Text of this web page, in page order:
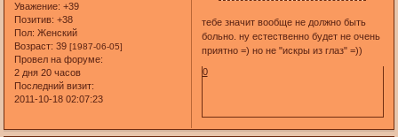
Уважение: +39
Позитив: +38
Пол: Женский
Возраст: 39[1987-06-05]
Провел на форуме:
2 дня 20 часов
Последний визит:
2011-10-18 02:07:23
тебе значит вообще не должно быть
больно. ну естественно будет не очень
приятно =) но не "искры из глаз" =))
0